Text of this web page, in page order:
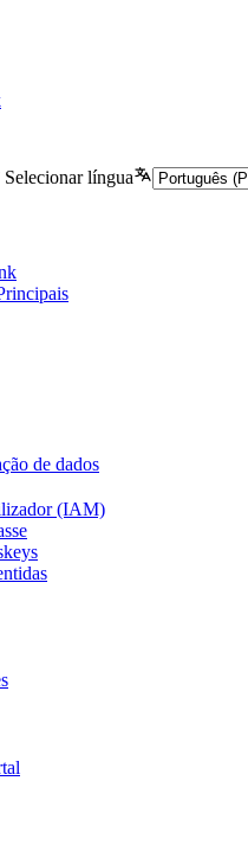
Selecionar língua
de dados
(IAM)